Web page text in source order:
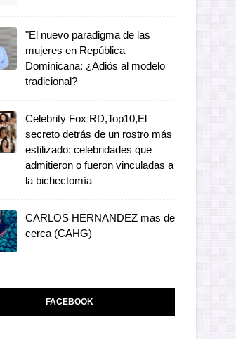
"El nuevo paradigma de las
mujeres en República
Dominicana: ¿Adiós al modelo
tradicional?
Celebrity Fox RD,Top10,El
secreto detrás de un rostro más
estilizado: celebridades que
admitieron o fueron vinculadas a
la bichectomía
CARLOS HERNANDEZ mas de
cerca (CAHG)
FACEBOOK